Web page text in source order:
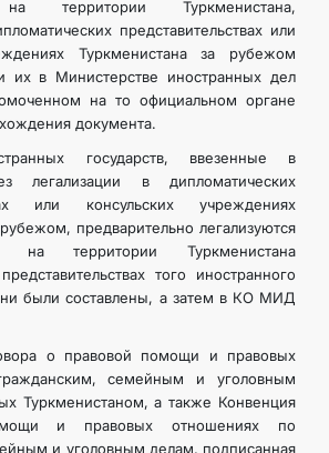
на территории Туркменистана,
представительствах или
Туркменистана за рубежом
их в Министерстве иностранных дел
на то официальном органе
документа.
государств, ввезенные в
легализации в дипломатических
или консульских учреждениях
предварительно легализуются
на территории Туркменистана
того иностранного
были составлены, а затем в КО МИД
о правовой помощи и правовых
семейным и уголовным
Туркменистаном, а также Конвенция
и правовых отношениях по
и уголовным делам, подписанная